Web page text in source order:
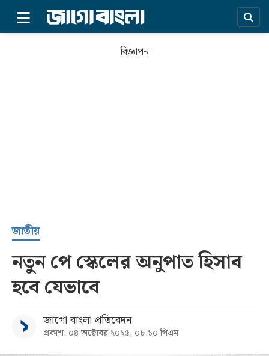
সর্বশেষ
বিভাগ
বিজ্ঞাপন
জাতীয়
নতুন পে স্কেলের অনুপাত হিসাব
হবে যেভাবে
জাগো বাংলা প্রতিবেদন
প্রকাশ: ০৪ অক্টোবর ২০২৫, ০৮:১০ পিএম